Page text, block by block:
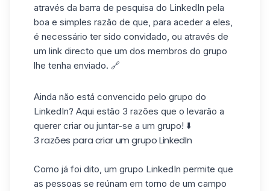
através da barra de pesquisa do LinkedIn pela
boa e simples razão de que, para aceder a eles,
é necessário ter sido convidado, ou através de
um link directo que um dos membros do grupo
lhe tenha enviado. 🔗
Ainda não está convencido pelo grupo do
LinkedIn? Aqui estão 3 razões que o levarão a
querer criar ou juntar-se a um grupo! ⬇️
3 razões para criar um grupo LinkedIn
Como já foi dito, um grupo LinkedIn permite que
as pessoas se reúnam em torno de um campo